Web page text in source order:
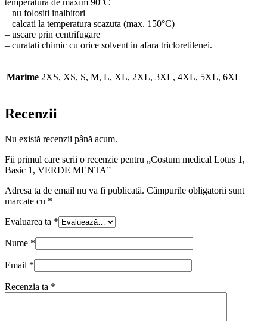
temperatura de maxim 90°C
– nu folositi inalbitori
– calcati la temperatura scazuta (max. 150°C)
– uscare prin centrifugare
– curatati chimic cu orice solvent in afara tricloretilenei.
Marime 2XS, XS, S, M, L, XL, 2XL, 3XL, 4XL, 5XL, 6XL
Recenzii
Nu există recenzii până acum.
Fii primul care scrii o recenzie pentru „Costum medical Lotus 1,
Basic 1, VERDE MENTA”
Adresa ta de email nu va fi publicată. Câmpurile obligatorii sunt
marcate cu *
Evaluarea ta *
Nume *
Email *
Recenzia ta *